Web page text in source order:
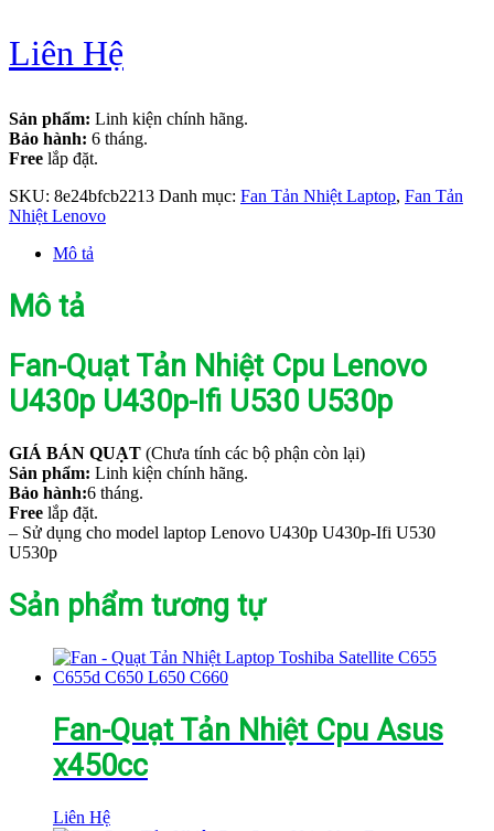
Liên Hệ
Sản phẩm: Linh kiện chính hãng.
Bảo hành: 6 tháng.
Free lắp đặt.
SKU: 8e24bfcb2213 Danh mục: Fan Tản Nhiệt Laptop, Fan Tản
Nhiệt Lenovo
Mô tả
Mô tả
Fan-Quạt Tản Nhiệt Cpu Lenovo
U430p U430p-Ifi U530 U530p
GIÁ BÁN QUẠT (Chưa tính các bộ phận còn lại)
Sản phẩm: Linh kiện chính hãng.
Bảo hành:6 tháng.
Free lắp đặt.
– Sử dụng cho model laptop Lenovo U430p U430p-Ifi U530
U530p
Sản phẩm tương tự
Fan-Quạt Tản Nhiệt Cpu Asus
x450cc
Liên Hệ